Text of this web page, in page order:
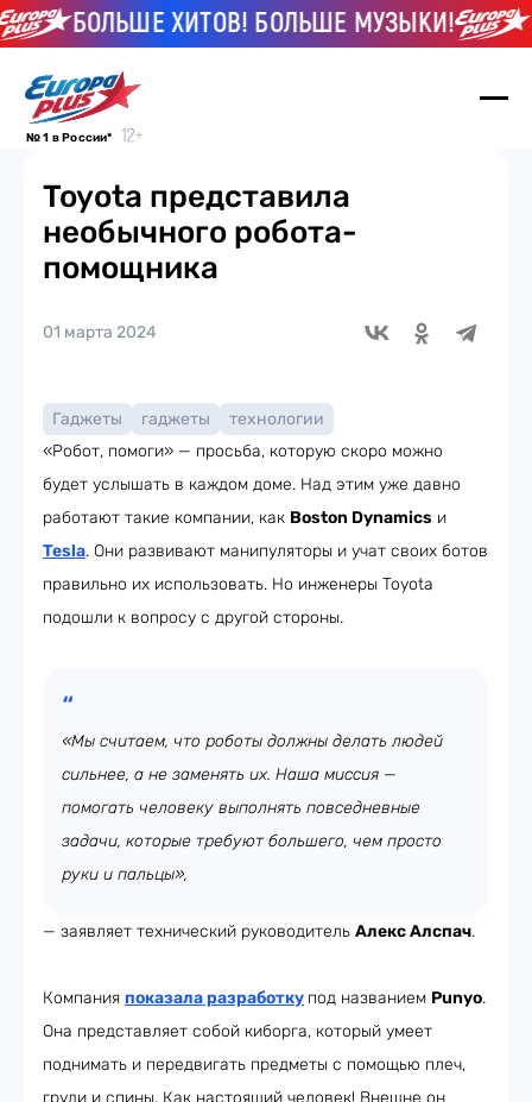
БОЛЬШЕ ХИТОВ! БОЛЬШЕ МУЗЫКИ!
№ 1 в России*
Toyota представила
необычного робота-
помощника
01 марта 2024
Гаджеты гаджеты
технологии
«Робот, помоги» — просьба, которую скоро можно
будет услышать в каждом доме. Над этим уже давно
работают такие компании, как Boston Dynamics и
Tesla. Они развивают манипуляторы и учат своих ботов
правильно их использовать. Но инженеры Toyota
подошли к вопросу с другой стороны.
«Мы считаем, что роботы должны делать людей
сильнее, а не заменять их. Наша миссия —
помогать человеку выполнять повседневные
задачи, которые требуют большего, чем просто
руки и пальцы»,
— заявляет технический руководитель Алекс Алспач.
Компания показала разработку под названием Punyo.
Она представляет собой киборга, который умеет
поднимать и передвигать предметы с помощью плеч,
груди и спины. Как настоящий человек! Внешне он